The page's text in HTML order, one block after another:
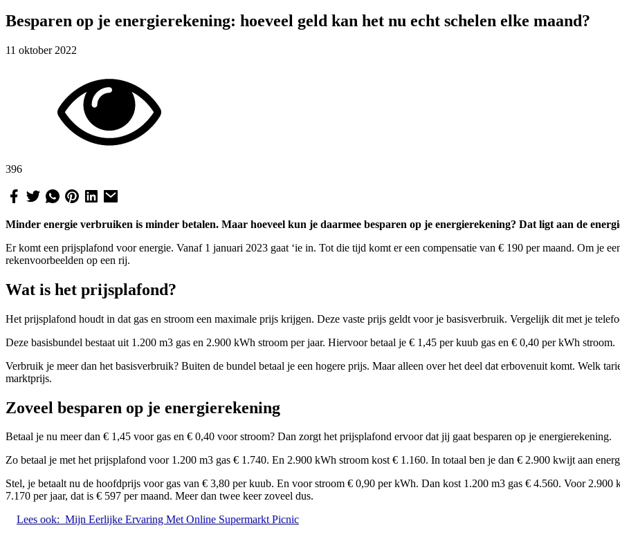
Besparen op je energierekening: hoeveel geld kan het nu echt schelen elke maand?
11 oktober 2022
396
Minder energie verbruiken is minder betalen. Maar hoeveel kun je daarmee besparen op je energierekening? Dat ligt aan de
Er komt een prijsplafond voor energie. Vanaf 1 januari 2023 gaat ‘ie in. Tot die tijd komt er een compensatie van € 190 per maand. Om je
rekenvoorbeelden op een rij.
Wat is het prijsplafond?
Het prijsplafond houdt in dat gas en stroom een maximale prijs krijgen. Deze vaste prijs geldt voor je basisverbruik. Vergelijk dit met je
Deze basisbundel bestaat uit 1.200 m3 gas en 2.900 kWh stroom per jaar. Hiervoor betaal je € 1,45 per kuub gas en € 0,40 per kWh stroom.
Verbruik je meer dan het basisverbruik? Buiten de bundel betaal je een hogere prijs. Maar alleen over het deel dat erbovenuit komt. Welk
marktprijs.
Zoveel besparen op je energierekening
Betaal je nu meer dan € 1,45 voor gas en € 0,40 voor stroom? Dan zorgt het prijsplafond ervoor dat jij gaat besparen op je energierekening.
Zo betaal je met het prijsplafond voor 1.200 m3 gas € 1.740. En 2.900 kWh stroom kost € 1.160. In totaal ben je dan € 2.900 kwijt aan
Stel, je betaalt nu de hoofdprijs voor gas van € 3,80 per kuub. En voor stroom € 0,90 per kWh. Dan kost 1.200 m3 gas € 4.560. Voor
7.170 per jaar, dat is € 597 per maand. Meer dan twee keer zoveel dus.
Lees ook: Mijn Eerlijke Ervaring Met Online Supermarkt Picnic